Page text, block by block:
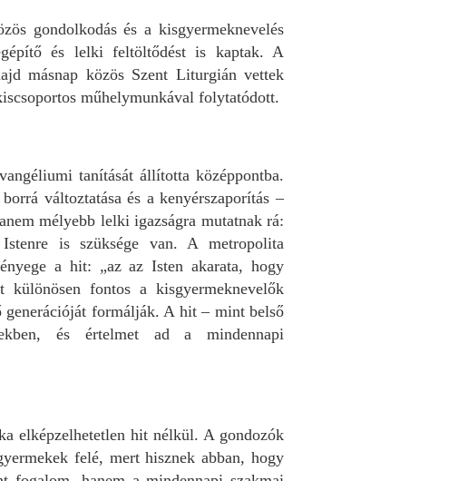
gondolkodás és a kisgyermeknevelés
és lelki feltöltődést is kaptak. A
másnap közös Szent Liturgián vettek
műhelymunkával folytatódott.
tanítását állította középpontba.
változtatása és a kenyérszaporítás –
mélyebb lelki igazságra mutatnak rá:
is szüksége van. A metropolita
a hit: „az az Isten akarata, hogy
fontos a kisgyermeknevelők
formálják. A hit – mint belső
és értelmet ad a mindennapi
elképzelhetetlen hit nélkül. A gondozók
felé, mert hisznek abban, hogy